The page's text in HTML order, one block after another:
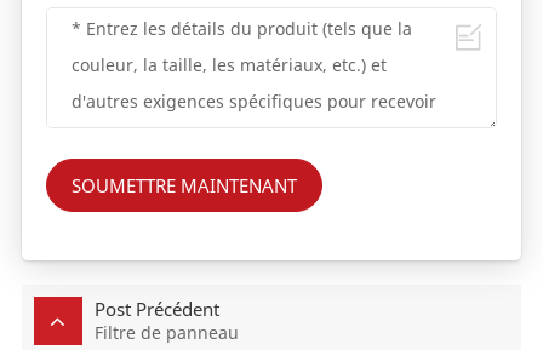
SOUMETTRE MAINTENANT
Post Précédent
Filtre de panneau